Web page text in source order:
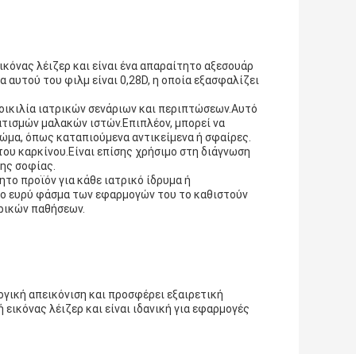
λέιζερ και είναι ένα απαραίτητο αξεσουάρ
του φιλμ είναι 0,28D, η οποία εξασφαλίζει
ιατρικών σενάριων και περιπτώσεων.Αυτό
μαλακών ιστών.Επιπλέον, μπορεί να
όπως καταπιούμενα αντικείμενα ή σφαίρες.
καρκίνου.Είναι επίσης χρήσιμο στη διάγνωση
σοφίας.
προϊόν για κάθε ιατρικό ίδρυμα ή
ευρύ φάσμα των εφαρμογών του το καθιστούν
παθήσεων.
απεικόνιση και προσφέρει εξαιρετική
λέιζερ και είναι ιδανική για εφαρμογές